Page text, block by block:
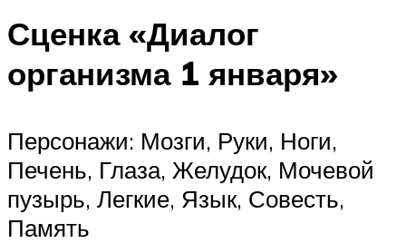
Сценка «Диалог
организма 1 января»
Персонажи: Мозги, Руки, Ноги,
Печень, Глаза, Желудок, Мочевой
пузырь, Легкие, Язык, Совесть,
Память